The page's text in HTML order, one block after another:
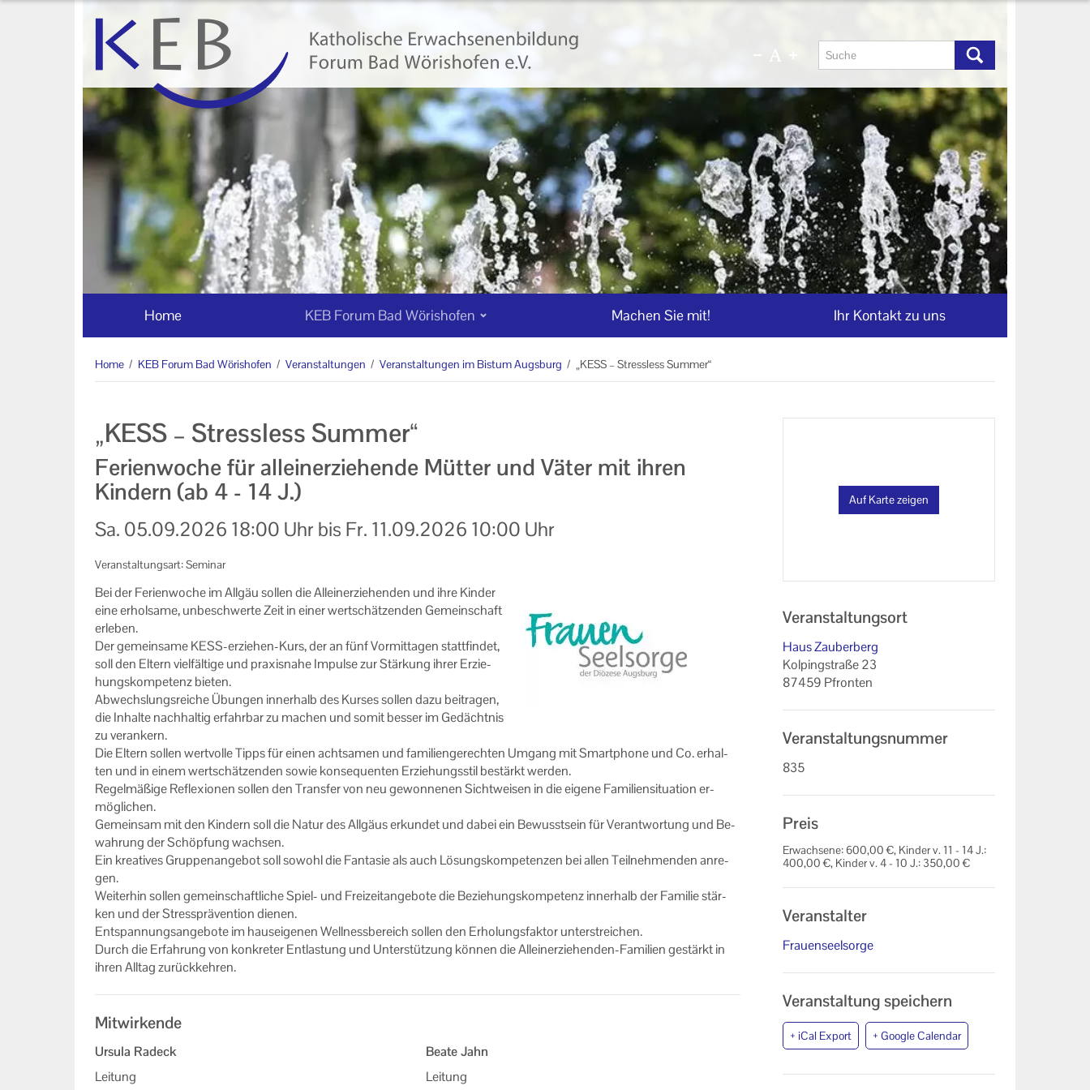
Home KEB Forum Bad Wörishofen Machen Sie mit! Ihr Kontakt zu uns
Home / KEB Forum Bad Wörishofen / Veranstaltungen / Veranstaltungen im Bistum Augsburg / „KESS – Stressless Summer“
„KESS – Stressless Summer“
Ferienwoche für alleinerziehende Mütter und Väter mit ihren
Kindern (ab 4 - 14 J.)
Sa. 05.09.2026 18:00 Uhr bis Fr. 11.09.2026 10:00 Uhr
Veranstaltungsart: Seminar
Bei der Fe­ri­en­wo­che im All­gäu sol­len die Al­lein­er­zie­hen­den und ihre Kin­der
eine er­hol­sa­me, un­be­schwer­te Zeit in einer wert­schät­zen­den Ge­mein­schaft
er­le­ben.
Der ge­mein­sa­me KESS-​erziehen-Kurs, der an fünf Vor­mit­ta­gen statt­fin­det,
soll den El­tern viel­fäl­ti­ge und pra­xis­na­he Im­pul­se zur Stär­kung ihrer Er­zie­
hungs­kom­pe­tenz bie­ten.
Ab­wechs­lungs­rei­che Übun­gen in­ner­halb des Kur­ses sol­len dazu bei­tra­gen,
die In­hal­te nach­hal­tig er­fahr­bar zu ma­chen und somit bes­ser im Ge­dächt­nis
zu ver­an­kern.
Die El­tern sol­len wert­vol­le Tipps für einen acht­sa­men und fa­mi­li­en­ge­rech­ten Um­gang mit Smart­pho­ne und Co. er­hal­
ten und in einem wert­schät­zen­den sowie kon­se­quen­ten Er­zie­hungs­stil be­stärkt wer­den.
Re­gel­mä­ßi­ge Re­fle­xio­nen sol­len den Trans­fer von neu ge­won­ne­nen Sicht­wei­sen in die ei­ge­ne Fa­mi­li­en­si­tua­ti­on er­
mög­li­chen.
Ge­mein­sam mit den Kin­dern soll die Natur des All­gäus er­kun­det und dabei ein Be­wusst­sein für Ver­ant­wor­tung und Be­
wah­rung der Schöp­fung wach­sen.
Ein krea­ti­ves Grup­pen­an­ge­bot soll so­wohl die Fan­ta­sie als auch Lö­sungs­kom­pe­ten­zen bei allen Teil­neh­men­den an­re­
gen.
Wei­ter­hin sol­len ge­mein­schaft­li­che Spiel-​ und Frei­zeit­an­ge­bo­te die Be­zie­hungs­kom­pe­tenz in­ner­halb der Fa­mi­lie stär­
ken und der Stres­sprä­ven­ti­on die­nen.
Ent­span­nungs­an­ge­bo­te im haus­ei­ge­nen Well­ness­be­reich sol­len den Er­ho­lungs­fak­tor un­ter­strei­chen.
Durch die Er­fah­rung von kon­kre­ter Ent­las­tung und Un­ter­stüt­zung kön­nen die Alleinerziehenden-​Familien ge­stärkt in
ihren All­tag zu­rück­keh­ren.
Mitwirkende
Ursula Radeck
Leitung
Beate Jahn
Leitung
Auf Karte zeigen
Veranstaltungsort
Haus Zauberberg
Kolpingstraße 23
87459 Pfronten
Veranstaltungsnummer
835
Preis
Erwachsene: 600,00 €, Kinder v. 11 - 14 J.:
400,00 €, Kinder v. 4 - 10 J.: 350,00 €
Veranstalter
Frauenseelsorge
Veranstaltung speichern
+ iCal Export + Google Calendar
KEB Forum Bad Wörishofen
Forum Bad Wörishofen
Vorstand und Beirat
Veranstaltung KEB Forum Bad
Wörishofen
Veranstaltungen im Bistum
Ihr Kontakt zu uns
Datenschutzerklärung